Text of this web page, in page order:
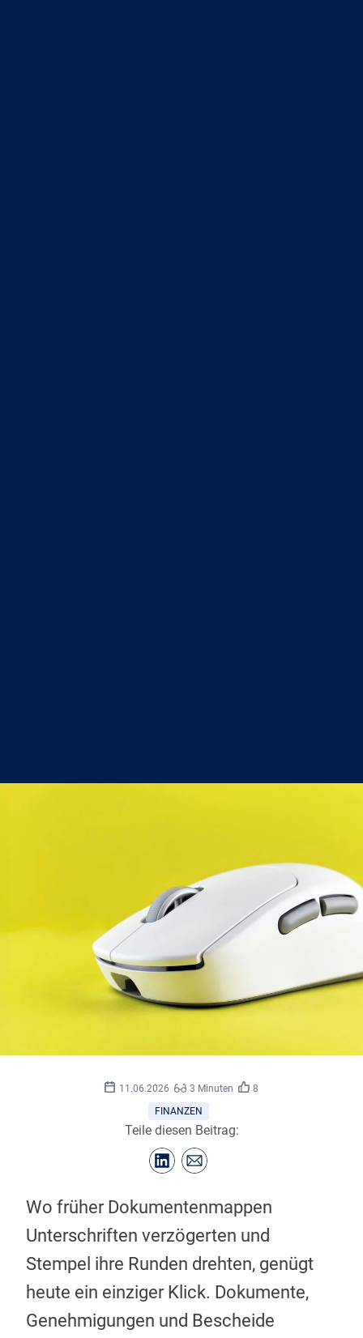
11.06.2026 3 Minuten
8
FINANZEN
Teile diesen Beitrag:
Wo früher Dokumentenmappen
Unterschriften verzögerten und
Stempel ihre Runden drehten, genügt
heute ein einziger Klick. Dokumente,
Genehmigungen und Bescheide